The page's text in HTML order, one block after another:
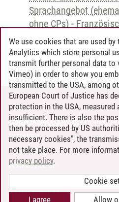
Sprachangebot
ohne CPs) -
Andreea Tribel 30.06.2024
CONTACT
LEUPHANA AS EMPLOYER
INTRANET
SITE NOTICE
PRIVACY POLICY
COOKIE SETTINGS
We use cookies that are used
Analytics which store personal
transmit further personal data to
Vimeo) in order to show you
transmitted to the USA, among
European Court of Justice has
protection in the USA, measured
insufficient. There is also the
then be processed by US
necessary cookies", the
not take place. For more
privacy policy.
Cookie
Allow
I agree